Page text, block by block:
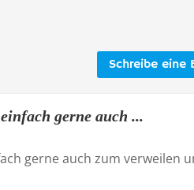
Schreibe eine
gerne auch ...
gerne auch zum verweilen